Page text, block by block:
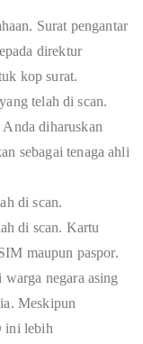
Surat pengantar
direktur
kop surat.
telah di scan.
diharuskan
sebagai tenaga ahli
di scan.
di scan. Kartu
maupun paspor.
negara asing
Meskipun
ini lebih